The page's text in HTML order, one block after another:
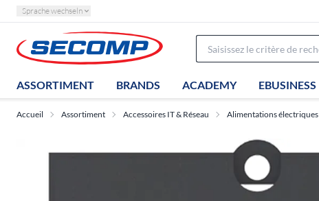
Sprache wechseln
ASSORTIMENT BRANDS ACADEMY EBUSINESS
Accueil Assortiment Accessoires IT & Réseau Alimentations électriques